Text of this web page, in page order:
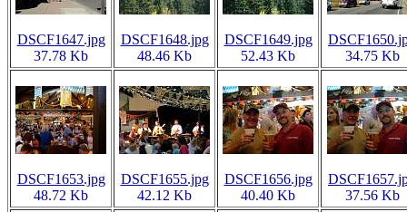
DSCF1647.jpg
37.78 Kb
DSCF1648.jpg
48.46 Kb
DSCF1649.jpg
52.43 Kb
34.75 Kb
DSCF1653.jpg
48.72 Kb
DSCF1655.jpg
42.12 Kb
DSCF1656.jpg
40.40 Kb
37.56 Kb